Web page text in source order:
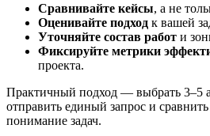
Сравнивайте кейсы, а не
Оценивайте подход к вашей
Уточняйте состав работ и
Фиксируйте метрики
проекта.
Практичный подход — выбрать 3–5
отправить единый запрос и
понимание задач.